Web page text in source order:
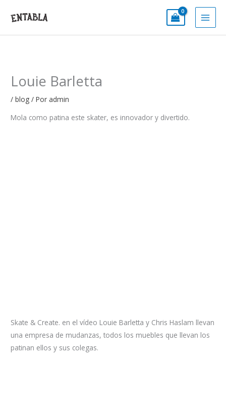
Louie Barletta
/blog / Por admin
Mola como patina este skater, es innovador y divertido.
Skate & Create. en el vídeo Louie Barletta y Chris Haslam llevan
una empresa de mudanzas, todos los muebles que llevan los
patinan ellos y sus colegas.